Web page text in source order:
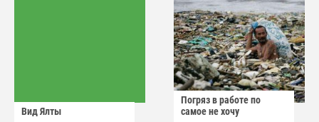
Вид Ялты
Погряз в работе по
самое не хочу